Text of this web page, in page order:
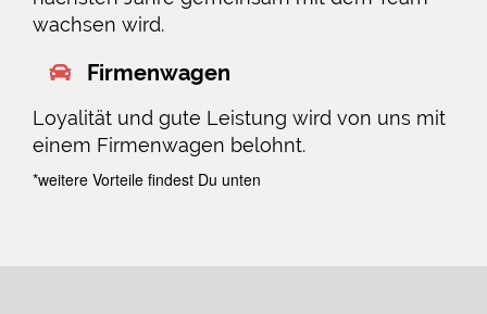
wachsen wird.
Firmenwagen
Loyalität und gute Leistung wird von uns mit
einem Firmenwagen belohnt.
*weitere Vorteile findest Du unten